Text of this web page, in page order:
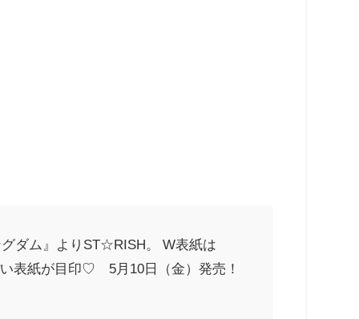
ダム』よりST☆RISH。 W表紙は
い表紙が目印♡ 5月10日（金）発売！